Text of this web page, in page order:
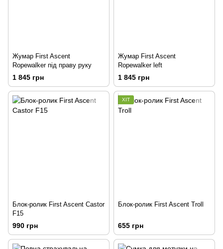
Жумар First Ascent
Ropewalker під праву руку
1 845 грн
Жумар First Ascent
Ropewalker left
1 845 грн
Блок-ролик First Ascent Castor
F15
990 грн
ХІТ
Блок-ролик First Ascent Troll
655 грн